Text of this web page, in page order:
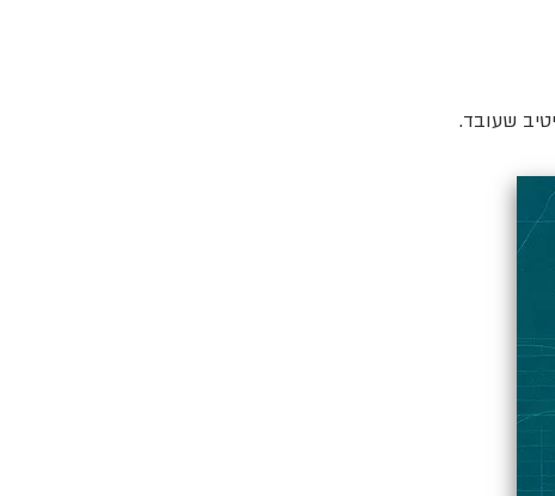
שעובד.